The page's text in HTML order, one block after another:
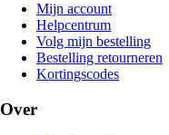
Mijn account
Helpcentrum
Volg mijn bestelling
Bestelling retourneren
Kortingscodes
Over